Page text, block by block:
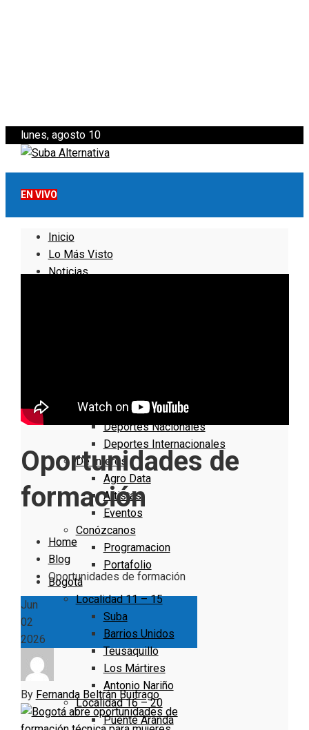
lunes, agosto 10
EN VIVO
Inicio
Lo Más Visto
Noticias
Deportes Locales
Deportes Nacionales
Deportes Internacionales
De Interés
Agro Data
Artistas
Eventos
Conózcanos
Programacion
Portafolio
Bogotá
Localidad 11 – 15
Suba
Barrios Unidos
Teusaquillo
Los Mártires
Antonio Nariño
Localidad 16 – 20
Puente Aranda
Oportunidades de
formación
Home
Blog
Oportunidades de formación
Jun
02
2026
By Fernanda Beltrán Buitrago